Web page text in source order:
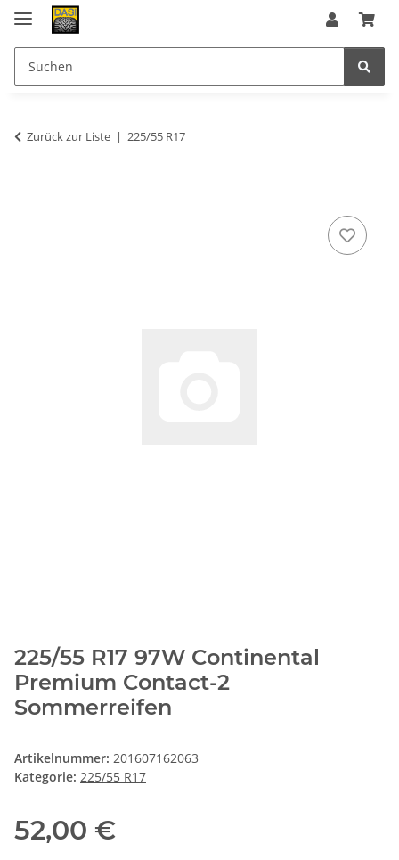
Zurück zur Liste 225/55 R17
225/55 R17 97W Continental
Premium Contact-2
Sommerreifen
Artikelnummer: 201607162063
Kategorie: 225/55 R17
52,00 €